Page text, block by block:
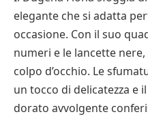
elegante che si adatta
occasione. Con il suo
numeri e le lancette
colpo d’occhio. Le
un tocco di delicatezza e
dorato avvolgente